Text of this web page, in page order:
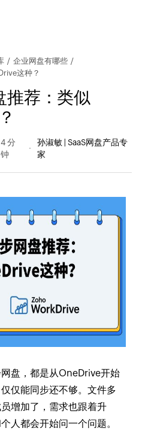
/ 企业网盘有哪些 /
这种？
推荐：类似
4 分
钟
孙淑敏 | SaaS网盘产品专
家
盘，都是从OneDrive开始
仅能同步还不够。文件多
增加了，需求也跟着升
人都会开始问一个问题。